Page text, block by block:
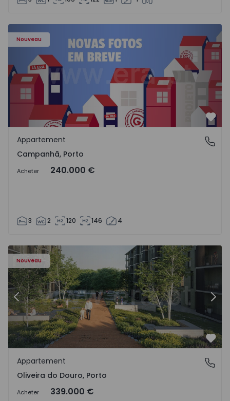
Nouveau
Appartement T3 Porto, Campanhã - 1575504 - 1
Campanhã, Porto
Appartement
Campanhã, Porto
Acheter 240.000 €
3 2 120 146 4
Nouveau
1575522 - 8
Appartement T2 Vila Nova de Gaia, Oliveira do Douro -
Précédent
Oliveira do Douro, Porto
Appartement
Oliveira do Douro, Porto
Acheter 339.000 €